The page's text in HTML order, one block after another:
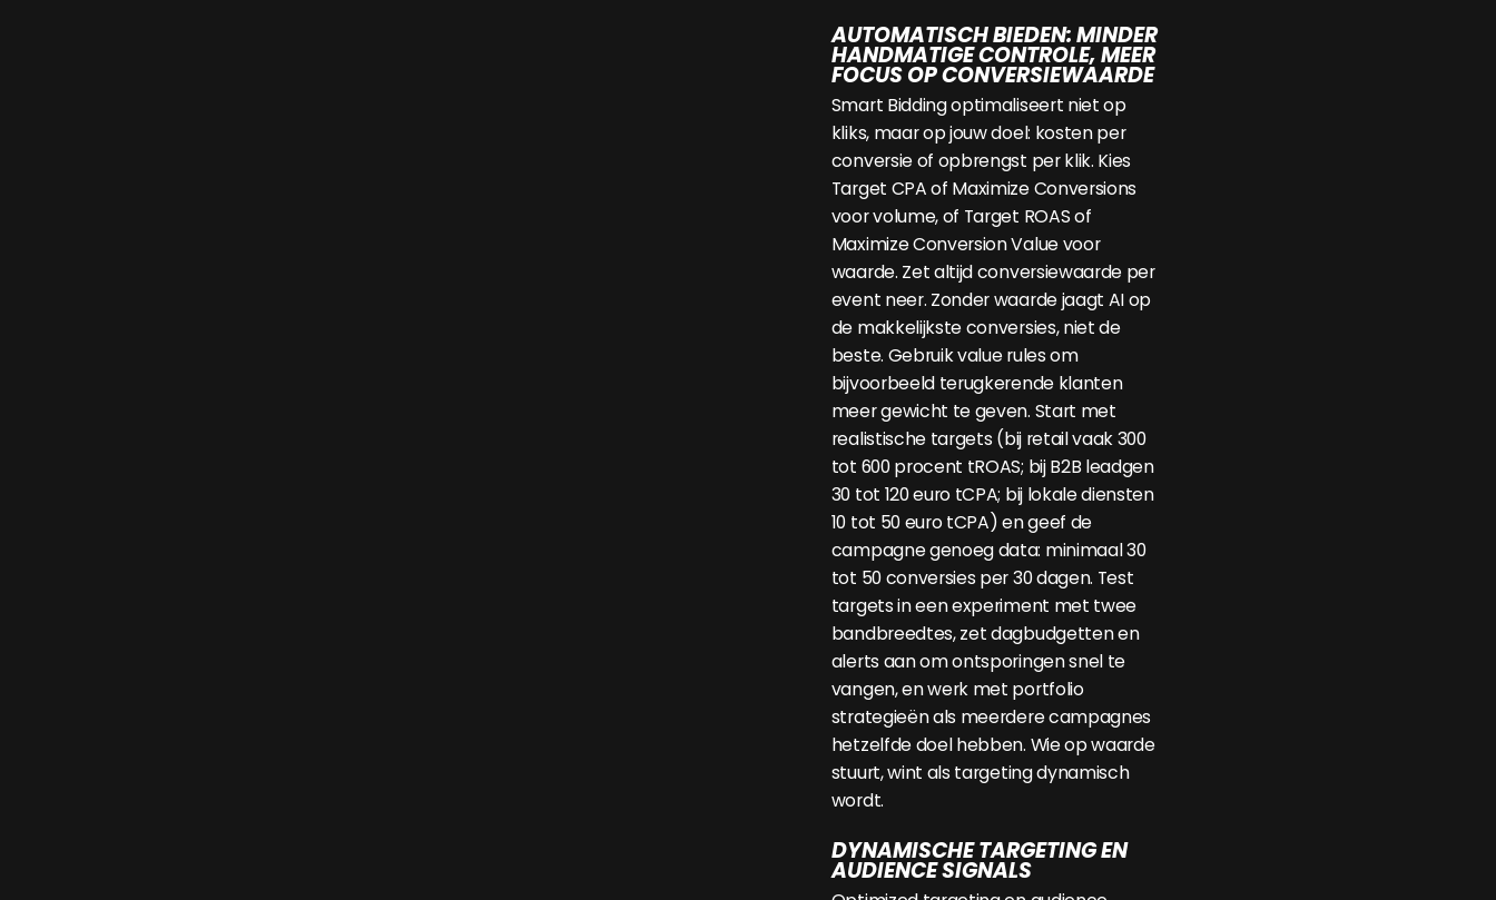
AUTOMATISCH BIEDEN: MINDER
HANDMATIGE CONTROLE, MEER
FOCUS OP CONVERSIEWAARDE
Smart Bidding optimaliseert niet op
kliks, maar op jouw doel: kosten per
conversie of opbrengst per klik. Kies
Target CPA of Maximize Conversions
voor volume, of Target ROAS of
Maximize Conversion Value voor
waarde. Zet altijd conversiewaarde per
event neer. Zonder waarde jaagt AI op
de makkelijkste conversies, niet de
beste. Gebruik value rules om
bijvoorbeeld terugkerende klanten
meer gewicht te geven. Start met
realistische targets (bij retail vaak 300
tot 600 procent tROAS; bij B2B leadgen
30 tot 120 euro tCPA; bij lokale diensten
10 tot 50 euro tCPA) en geef de
campagne genoeg data: minimaal 30
tot 50 conversies per 30 dagen. Test
targets in een experiment met twee
bandbreedtes, zet dagbudgetten en
alerts aan om ontsporingen snel te
vangen, en werk met portfolio
strategieën als meerdere campagnes
hetzelfde doel hebben. Wie op waarde
stuurt, wint als targeting dynamisch
wordt.
DYNAMISCHE TARGETING EN
AUDIENCE SIGNALS